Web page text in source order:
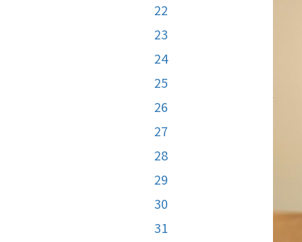
22
23
24
25
26
27
28
29
30
31